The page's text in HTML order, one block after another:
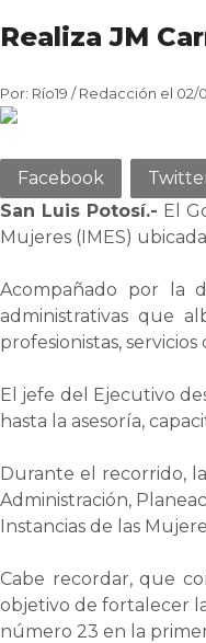
Realiza JM
Por: Río19 / Redacción el 02/
Facebook
San Luis Potosí.- El
Mujeres (IMES)
Acompañado por la
administrativas que
profesionistas,
El jefe del Ejecutivo
hasta la asesoría,
Durante el recorrido,
Administración,
Instancias de las
Cabe recordar, que
objetivo de fortalecer
número 23 en la